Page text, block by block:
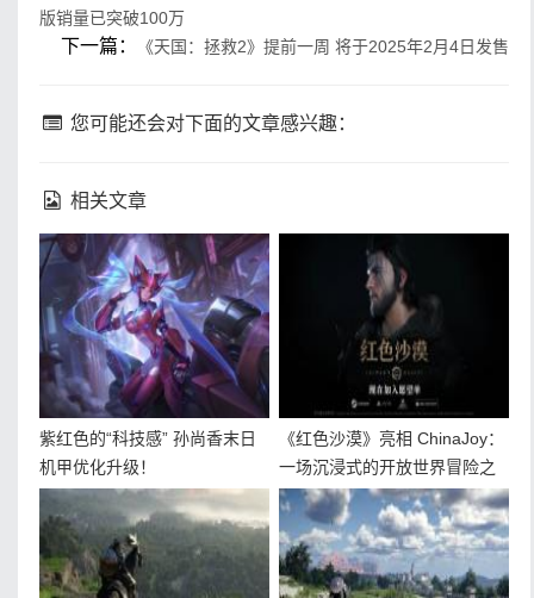
版销量已突破100万
下一篇： 《天国：拯救2》提前一周 将于2025年2月4日发售
您可能还会对下面的文章感兴趣：
相关文章
紫红色的“科技感” 孙尚香末日
机甲优化升级！
《红色沙漠》亮相 ChinaJoy：
一场沉浸式的开放世界冒险之
旅